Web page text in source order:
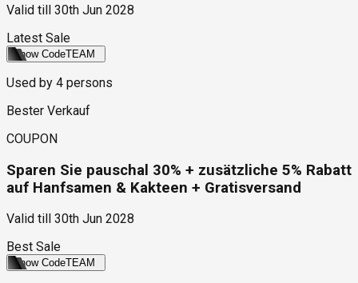
Valid till 30th Jun 2028
Latest Sale
Show CodeTEAM
Used by 4 persons
Bester Verkauf
COUPON
Sparen Sie pauschal 30% + zusätzliche 5% Rabatt
auf Hanfsamen & Kakteen + Gratisversand
Valid till
30th Jun 2028
Best Sale
Show CodeTEAM